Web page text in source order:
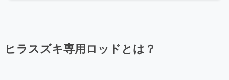
ヒラスズキ専用ロッドとは？